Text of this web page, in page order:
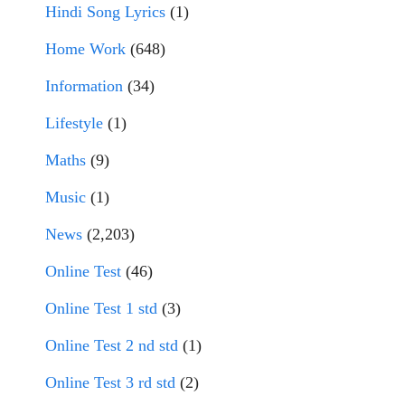
Hindi Song Lyrics (1)
Home Work (648)
Information (34)
Lifestyle (1)
Maths (9)
Music (1)
News (2,203)
Online Test (46)
Online Test 1 std (3)
Online Test 2 nd std (1)
Online Test 3 rd std (2)